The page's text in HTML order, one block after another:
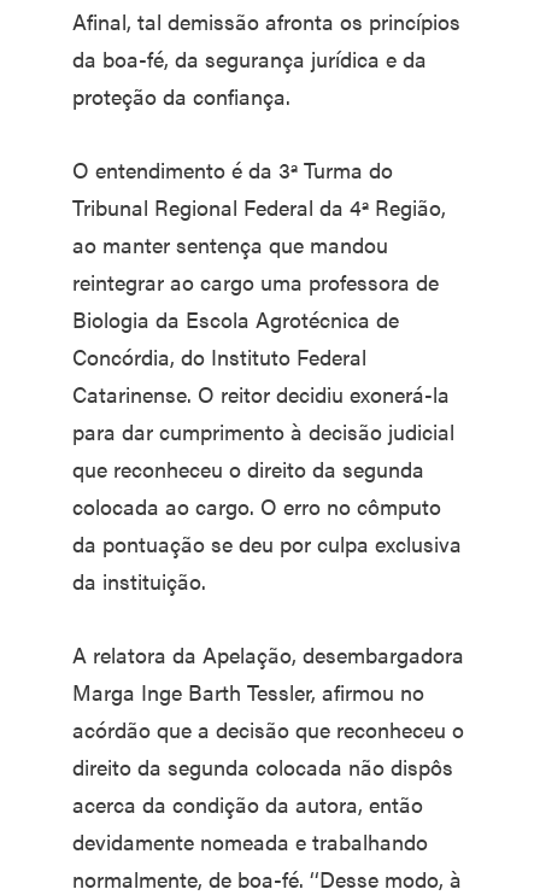
Afinal, tal demissão afronta os princípios
da boa-fé, da segurança jurídica e da
proteção da confiança.
O entendimento é da 3ª Turma do
Tribunal Regional Federal da 4ª Região,
ao manter sentença que mandou
reintegrar ao cargo uma professora de
Biologia da Escola Agrotécnica de
Concórdia, do Instituto Federal
Catarinense. O reitor decidiu exonerá-la
para dar cumprimento à decisão judicial
que reconheceu o direito da segunda
colocada ao cargo. O erro no cômputo
da pontuação se deu por culpa exclusiva
da instituição.
A relatora da Apelação, desembargadora
Marga Inge Barth Tessler, afirmou no
acórdão que a decisão que reconheceu o
direito da segunda colocada não dispôs
acerca da condição da autora, então
devidamente nomeada e trabalhando
normalmente, de boa-fé. ‘‘Desse modo, à